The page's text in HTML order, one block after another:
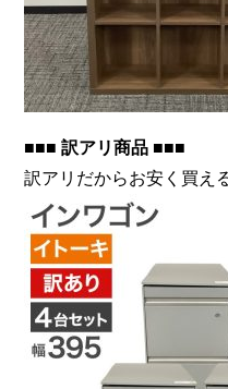
■■■ 訳アリ商品 ■■■
訳アリだからお安く買え